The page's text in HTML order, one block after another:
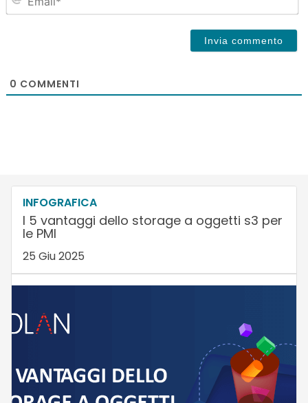
0 COMMENTI
INFOGRAFICA
I 5 vantaggi dello storage a oggetti s3 per
le PMI
25 Giu 2025